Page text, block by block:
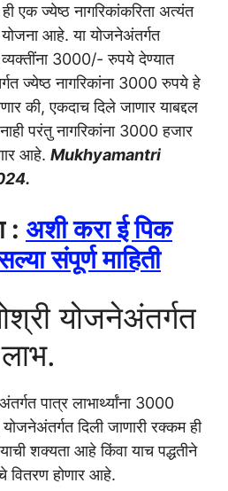
एक ज्येष्ठ नागरिकांकरिता अत्यंत
योजना आहे. या योजनेअंतर्गत
व्यक्तींना 3000/- रुपये देण्यात
ज्येष्ठ नागरिकांना 3000 रुपये हे
की, एकदाच दिले जाणार याबद्दल
परंतु नागरिकांना 3000 हजार
आहे. Mukhyamantri
: अशी करा ई पिक
संपूर्ण माहिती
योजनेअंतर्गत
पात्र लाभार्थ्यांना 3000
दिली जाणारी रक्कम ही
शक्यता आहे किंवा याच पद्धतीने
वितरण होणार आहे.